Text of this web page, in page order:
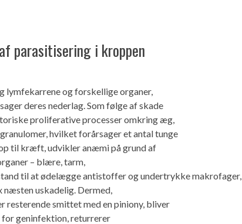
parasitisering i kroppen
lymfekarrene og forskellige organer,
deres nederlag. Som følge af skade
proliferative processer omkring æg,
hvilket forårsager et antal tunge
til kræft, udvikler anæmi på grund af
– blære, tarm,
til at ødelægge antistoffer og undertrykke makrofager,
næsten uskadelig. Dermed,
resterende smittet med en piniony, bliver
geninfektion, returrerer